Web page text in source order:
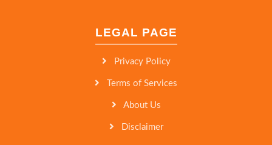
LEGAL PAGE
Privacy Policy
Terms of Services
About Us
Disclaimer